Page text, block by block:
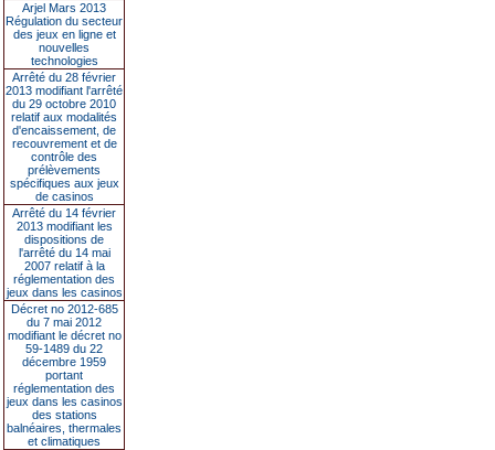
Arjel Mars 2013
Régulation du secteur
des jeux en ligne et
nouvelles
technologies
Arrêté du 28 février
2013 modifiant l'arrêté
du 29 octobre 2010
relatif aux modalités
d'encaissement, de
recouvrement et de
contrôle des
prélèvements
spécifiques aux jeux
de casinos
Arrêté du 14 février
2013 modifiant les
dispositions de
l'arrêté du 14 mai
2007 relatif à la
réglementation des
jeux dans les casinos
Décret no 2012-685
du 7 mai 2012
modifiant le décret no
59-1489 du 22
décembre 1959
portant
réglementation des
jeux dans les casinos
des stations
balnéaires, thermales
et climatiques